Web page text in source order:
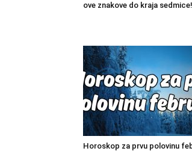
ove znakove do kraja sedmice!
Horoskop za prvu polovinu